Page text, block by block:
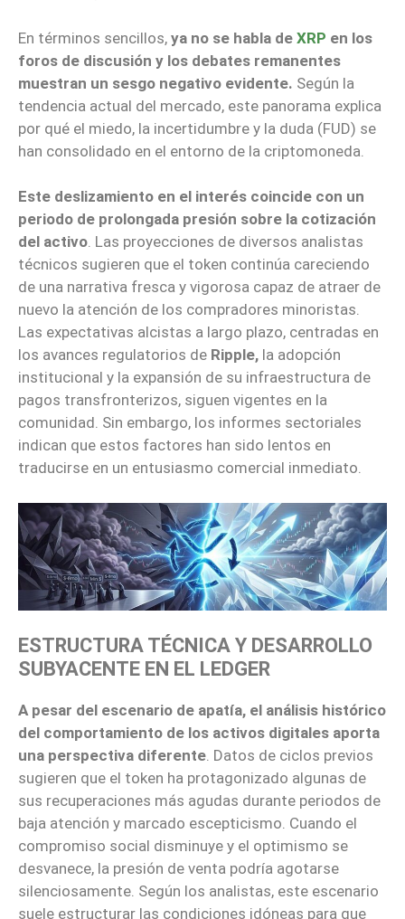
En términos sencillos, ya no se habla de XRP en los
foros de discusión y los debates remanentes
muestran un sesgo negativo evidente. Según la
tendencia actual del mercado, este panorama explica
por qué el miedo, la incertidumbre y la duda (FUD) se
han consolidado en el entorno de la criptomoneda.
Este deslizamiento en el interés coincide con un
periodo de prolongada presión sobre la cotización
del activo. Las proyecciones de diversos analistas
técnicos sugieren que el token continúa careciendo
de una narrativa fresca y vigorosa capaz de atraer de
nuevo la atención de los compradores minoristas.
Las expectativas alcistas a largo plazo, centradas en
los avances regulatorios de Ripple, la adopción
institucional y la expansión de su infraestructura de
pagos transfronterizos, siguen vigentes en la
comunidad. Sin embargo, los informes sectoriales
indican que estos factores han sido lentos en
traducirse en un entusiasmo comercial inmediato.
ESTRUCTURA TÉCNICA Y DESARROLLO
SUBYACENTE EN EL LEDGER
A pesar del escenario de apatía, el análisis histórico
del comportamiento de los activos digitales aporta
una perspectiva diferente . Datos de ciclos previos
sugieren que el token ha protagonizado algunas de
sus recuperaciones más agudas durante periodos de
baja atención y marcado escepticismo. Cuando el
compromiso social disminuye y el optimismo se
desvanece, la presión de venta podría agotarse
silenciosamente. Según los analistas, este escenario
suele estructurar las condiciones idóneas para que